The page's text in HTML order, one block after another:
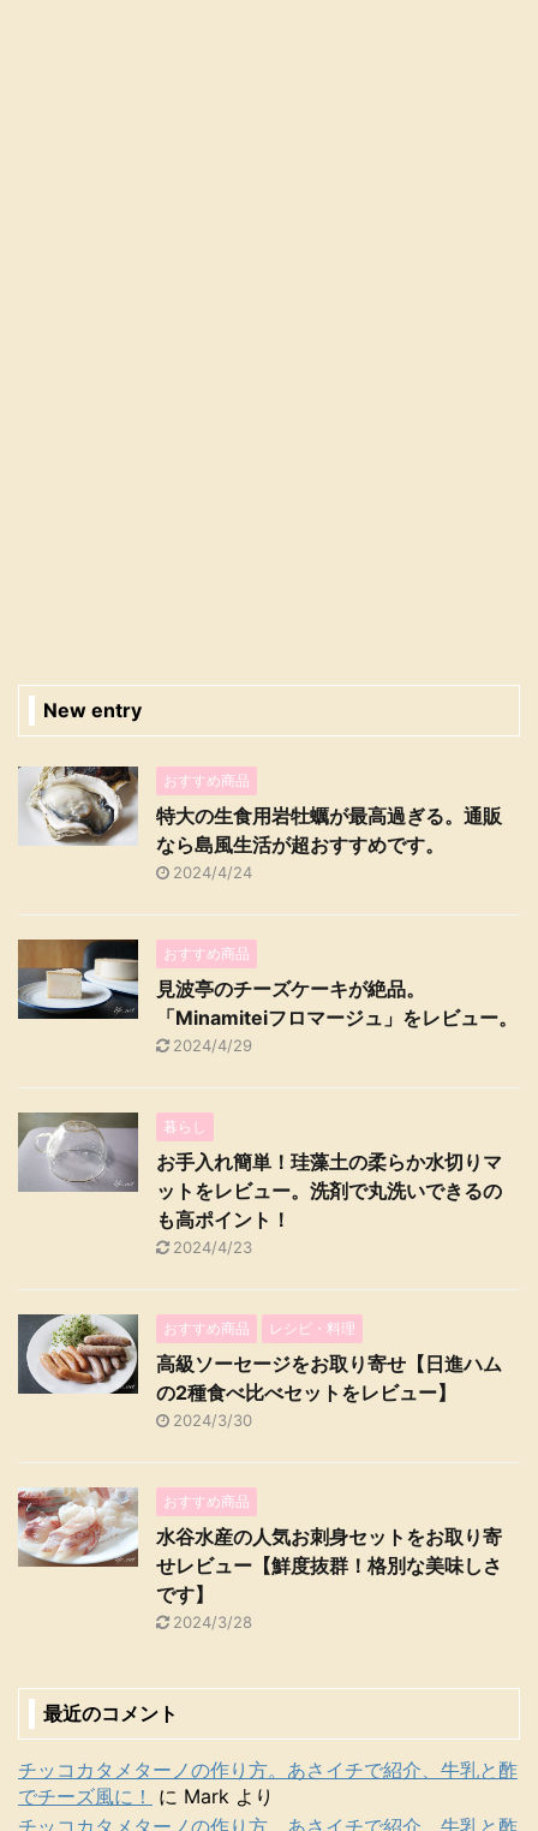
New entry
おすすめ商品
特大の生食用岩牡蠣が最高過ぎる。通販
なら島風生活が超おすすめです。
2024/4/24
おすすめ商品
見波亭のチーズケーキが絶品。
「Minamiteiフロマージュ」をレビュー。
2024/4/29
暮らし
お手入れ簡単！珪藻土の柔らか水切りマ
ットをレビュー。洗剤で丸洗いできるの
も高ポイント！
2024/4/23
おすすめ商品 レシピ・料理
高級ソーセージをお取り寄せ【日進ハム
の2種食べ比べセットをレビュー】
2024/3/30
おすすめ商品
水谷水産の人気お刺身セットをお取り寄
せレビュー【鮮度抜群！格別な美味しさ
です】
2024/3/28
最近のコメント
チッコカタメターノの作り方。あさイチで紹介、牛乳と酢
でチーズ風に！
に Mark より
チッコカタメターノの作り方。あさイチで紹介、牛乳と酢